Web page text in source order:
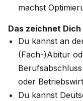
machst
Das zeichnet Dich
Du kannst an
(Fach-)Abitur
oder
Du kannst